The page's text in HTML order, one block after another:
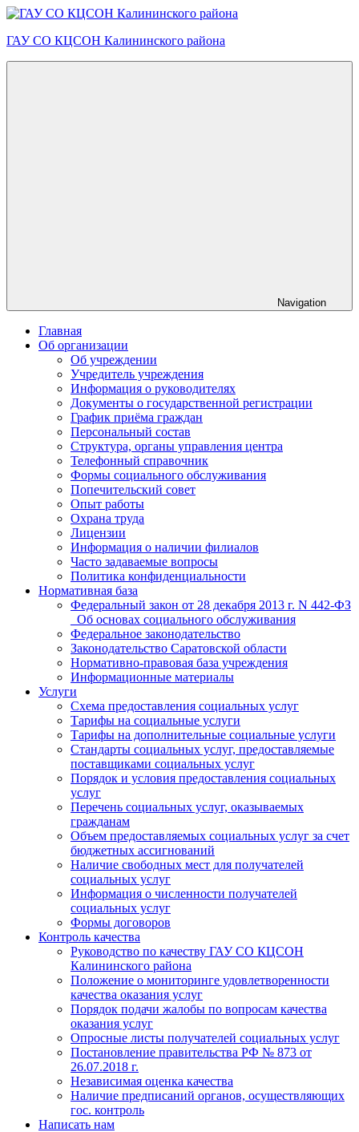
Skip
content
ГАУ СО КЦСОН Калининского района
Navigation
Главная
Об организации
Об учреждении
Учредитель учреждения
Информация о руководителях
Документы о государственной регистрации
График приёма граждан
Персональный состав
Структура, органы управления центра
Телефонный справочник
Формы социального обслуживания
Попечительский совет
Опыт работы
Охрана труда
Лицензии
Информация о наличии филиалов
Часто задаваемые вопросы
Политика конфиденциальности
Нормативная база
Федеральный закон от 28 декабря 2013 г. N 442-ФЗ
_Об основах социального обслуживания
Федеральное законодательство
Законодательство Саратовской области
Нормативно-правовая база учреждения
Информационные материалы
Услуги
Схема предоставления социальных услуг
Тарифы на социальные услуги
Тарифы на дополнительные социальные услуги
Стандарты социальных услуг, предоставляемые
поставщиками социальных услуг
Порядок и условия предоставления социальных
услуг
Перечень социальных услуг, оказываемых
гражданам
Объем предоставляемых социальных услуг за счет
бюджетных ассигнований
Наличие свободных мест для получателей
социальных услуг
Информация о численности получателей
социальных услуг
Формы договоров
Контроль качества
Руководство по качеству ГАУ СО КЦСОН
Калининского района
Положение о мониторинге удовлетворенности
качества оказания услуг
Порядок подачи жалобы по вопросам качества
оказания услуг
Опросные листы получателей социальных услуг
Постановление правительства РФ № 873 от
26.07.2018 г.
Независимая оценка качества
Наличие предписаний органов, осуществляющих
гос. контроль
Написать нам